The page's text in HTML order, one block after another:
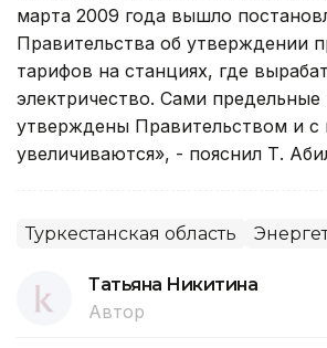
марта 2009 года вышло
Правительства об утверждении
тарифов на станциях, где
электричество. Сами
утверждены Правительством и
увеличиваются», - пояснил Т.
Туркестанская область
Татьяна Никитина
Автор